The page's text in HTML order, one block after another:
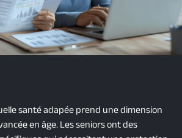
santé adapée prend une dimension
en âge. Les seniors ont des